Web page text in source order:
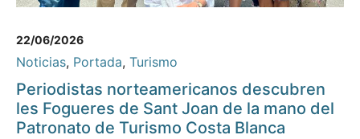
22/06/2026
Noticias, Portada, Turismo
Periodistas norteamericanos descubren
les Fogueres de Sant Joan de la mano del
Patronato de Turismo Costa Blanca